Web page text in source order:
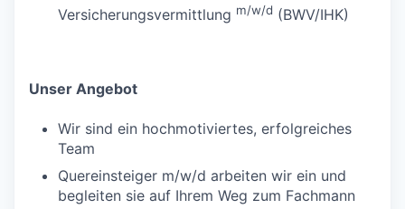
Versicherungsvermittlung m/w/d (BWV/IHK)
Unser Angebot
Wir sind ein hochmotiviertes, erfolgreiches
Team
Quereinsteiger m/w/d arbeiten wir ein und
begleiten sie auf Ihrem Weg zum Fachmann